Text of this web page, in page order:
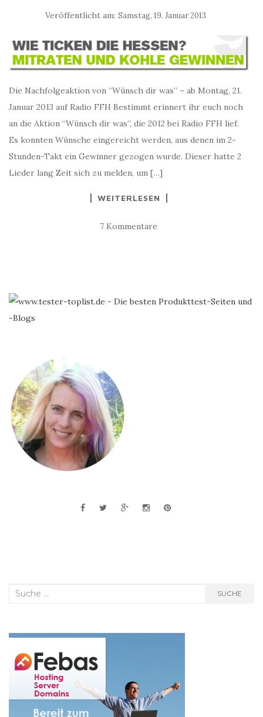
Veröffentlicht am: Samstag, 19. Januar 2013
Die Nachfolgeaktion von “Wünsch dir was” – ab Montag, 21.
Januar 2013 auf Radio FFH Bestimmt erinnert ihr euch noch
an die Aktion “Wünsch dir was”, die 2012 bei Radio FFH lief.
Es konnten Wünsche eingereicht werden, aus denen im 2-
Stunden-Takt ein Gewinner gezogen wurde. Dieser hatte 2
Lieder lang Zeit sich zu melden, um […]
WEITERLESEN
7 Kommentare
Suche
SUCHE